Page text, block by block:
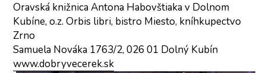
Oravská knižnica Antona Habovštiaka v Dolnom
Kubíne, o.z. Orbis libri, bistro Miesto, kníhkupectvo
Zrno
Samuela Nováka 1763/2, 026 01 Dolný Kubín
www.dobryvecerek.sk